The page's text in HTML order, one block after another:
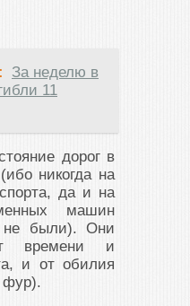
За неделю в
11
дорог в
никогда на
да и на
машин
не были). Они
времени и
и от обилия
фур).